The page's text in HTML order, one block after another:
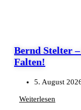
Bernd Stelter
Falten!
5. August
Weiterlesen